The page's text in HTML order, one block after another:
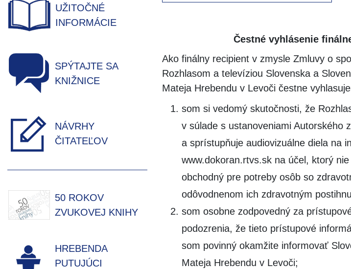
UŽITOČNÉ
INFORMÁCIE
SPÝTAJTE SA
KNIŽNICE
NÁVRHY
ČITATEĽOV
50 ROKOV
ZVUKOVEJ KNIHY
HREBENDA
PUTUJÚCI
Čestné vyhlásenie
Ako finálny recipient v zmysle Zmluvy o
Rozhlasom a televíziou Slovenska a
Mateja Hrebendu v Levoči čestne
som si vedomý skutočnosti, že
v súlade s ustanoveniami Autorského
a sprístupňuje audiovizuálne diela na
www.dokoran.rtvs.sk na účel, ktorý
obchodný pre potreby osôb so
odôvodnenom ich zdravotným
som osobne zodpovedný za
podozrenia, že tieto prístupové
som povinný okamžite informovať
Mateja Hrebendu v Levoči;